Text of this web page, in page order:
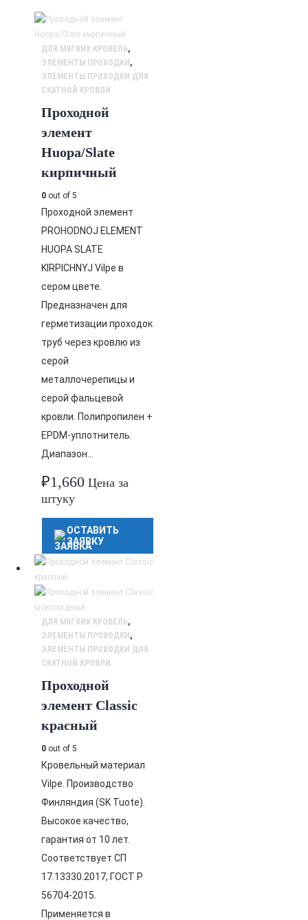
ДЛЯ МЯГКИХ КРОВЕЛЬ,
ЭЛЕМЕНТЫ ПРОХОДКИ,
ЭЛЕМЕНТЫ ПРОХОДКИ ДЛЯ
СКАТНОЙ КРОВЛИ
Проходной
элемент
Huopa/Slate
кирпичный
0 out of 5
Проходной элемент
PROHODNOJ ELEMENT
HUOPA SLATE
KIRPICHNYJ Vilpe в
сером цвете.
Предназначен для
герметизации проходок
труб через кровлю из
серой
металлочерепицы и
серой фальцевой
кровли. Полипропилен +
EPDM-уплотнитель.
Диапазон…
₽1,660 Цена за
штуку
ОСТАВИТЬ
ЗАЯВКУ
ДЛЯ МЯГКИХ КРОВЕЛЬ,
ЭЛЕМЕНТЫ ПРОХОДКИ,
ЭЛЕМЕНТЫ ПРОХОДКИ ДЛЯ
СКАТНОЙ КРОВЛИ
Проходной
элемент Classic
красный
0 out of 5
Кровельный материал
Vilpe. Производство
Финляндия (SK Tuote).
Высокое качество,
гарантия от 10 лет.
Соответствует СП
17.13330.2017, ГОСТ Р
56704-2015.
Применяется в